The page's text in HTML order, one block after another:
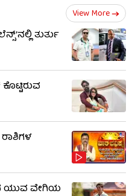
View More
ತುರ್ತು
ಯುವ ವೇಗಿಯ